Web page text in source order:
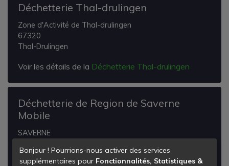
Déchetterie Thal-drulingen
Zone d'Activité de Thal-drulingen
67320
Thal-Drulingen
Voir les détails de la Déchetterie Thal-drulingen
Déchetterie de Region de Saverne
Mobile
SAVERNE
Saverne
Bonjour ! Pourrions-nous activer des services
supplémentaires pour Fonctionnalités, Statistiques &